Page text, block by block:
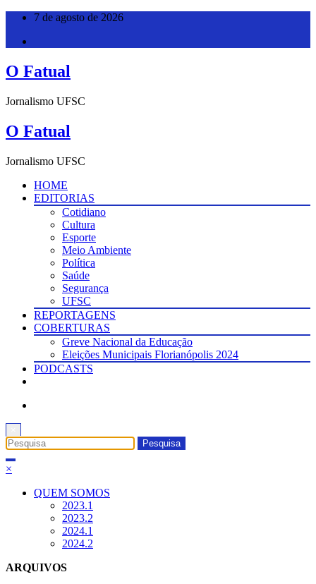
Pular
7 de agosto de 2026
O Fatual
Jornalismo UFSC
O Fatual
Jornalismo UFSC
HOME
EDITORIAS
Cotidiano
Cultura
Esporte
Meio Ambiente
Política
Saúde
Segurança
UFSC
REPORTAGENS
COBERTURAS
Greve Nacional da Educação
Eleições Municipais Florianópolis 2024
PODCASTS
×
QUEM SOMOS
2023.1
2023.2
2024.1
2024.2
ARQUIVOS